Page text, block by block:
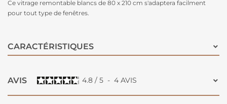
Ce vitrage remontable blancs de 80 x 210 cm s'adaptera facilment
pour tout type de fenêtres.
CARACTÉRISTIQUES
AVIS 4.8 / 5 - 4 AVIS